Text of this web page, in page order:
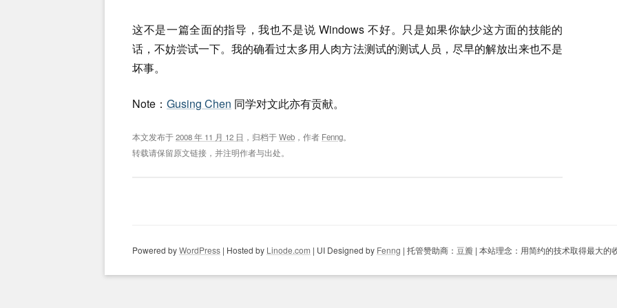
这不是一篇全面的指导，我也不是说 Windows 不好。只是如果你缺少这方面的技能的
话，不妨尝试一下。我的确看过太多用人肉方法测试的测试人员，尽早的解放出来也不是
坏事。
Note： Gusing Chen 同学对文此亦有贡献。
本文发布于2008 年 11 月 12 日 ，归档于Web ，作者 Fenng。
转载请保留原文链接，并注明作者与出处。
Powered byWordPress | Hosted by Linode.com | UI Designed by Fenng | 托管赞助商： 豆瓣 | 本站理念：用简约的技术取得最大的